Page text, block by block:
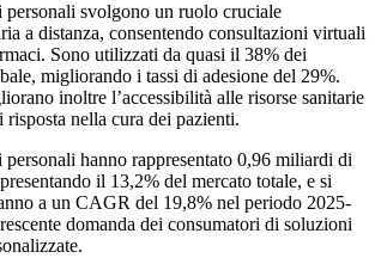
personali svolgono un ruolo cruciale
a distanza, consentendo consultazioni virtuali
Sono utilizzati da quasi il 38% dei
migliorando i tassi di adesione del 29%.
inoltre l’accessibilità alle risorse sanitarie
nella cura dei pazienti.
personali hanno rappresentato 0,96 miliardi di
il 13,2% del mercato totale, e si
a un CAGR del 19,8% nel periodo 2025-
domanda dei consumatori di soluzioni